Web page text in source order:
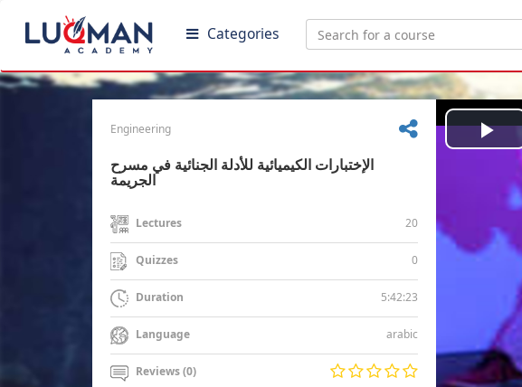
Categories
Engineering
الإختبارات الكيميائية للأدلة الجنائية في مسرح
الجريمة
Lectures 20
Quizzes 0
Duration 5:42:23
Language arabic
Reviews (0)